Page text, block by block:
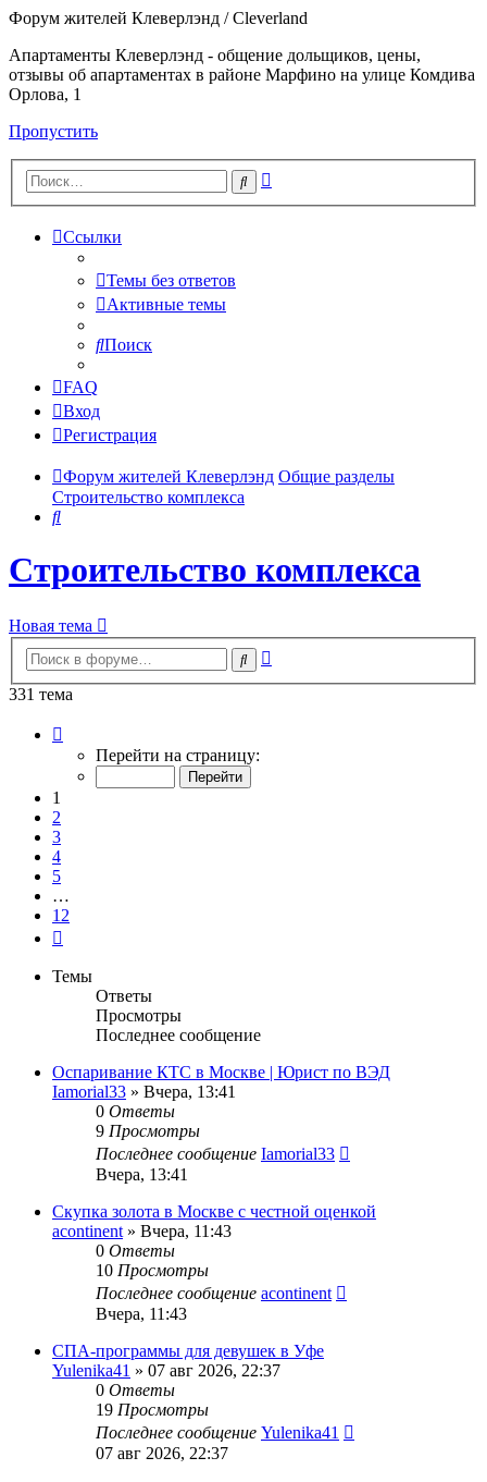
Форум жителей Клеверлэнд / Cleverland
Апартаменты Клеверлэнд - общение дольщиков, цены,
отзывы об апартаментах в районе Марфино на улице Комдива
Орлова, 1
Пропустить
Поиск
Ссылки
Темы без ответов
Активные темы
Поиск
FAQ
Вход
Регистрация
Форум жителей Клеверлэнд Общие разделы
Строительство комплекса
Поиск
Строительство комплекса
Новая тема
Поиск
331 тема
Перейти на страницу:
1
2
3
4
5
…
12
Темы
Ответы
Просмотры
Последнее сообщение
Оспаривание КТС в Москве | Юрист по ВЭД
Iamorial33 » Вчера, 13:41
0 Ответы
9 Просмотры
Последнее сообщение Iamorial33
Вчера, 13:41
Скупка золота в Москве с честной оценкой
acontinent » Вчера, 11:43
0 Ответы
10 Просмотры
Последнее сообщение acontinent
Вчера, 11:43
СПА-программы для девушек в Уфе
Yulenika41 » 07 авг 2026, 22:37
0 Ответы
19 Просмотры
Последнее сообщение Yulenika41
07 авг 2026, 22:37